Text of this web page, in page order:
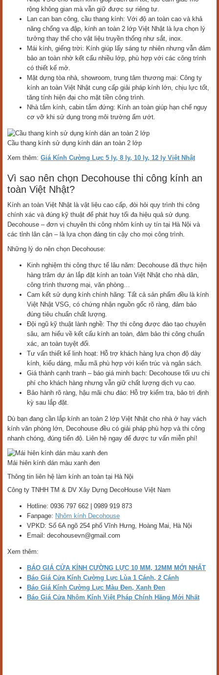
rộng không gian mà vẫn giữ được sự riêng tư.
Lan can ban công, cầu thang kính: Với độ an toàn cao và khả
năng chống va đập, kính an toàn 2 lớp Việt Nhật là lựa chọn lý
tưởng thay thế cho vật liệu truyền thống như sắt, inox.
Mái kính, giếng trời: Kính giúp lấy sáng tự nhiên nhưng vẫn đảm
bảo an toàn nhờ kết cấu nhiều lớp, phù hợp với các công trình
có thiết kế mở.
Mặt dựng tòa nhà, showroom, trung tâm thương mại: Công ty
kính an toàn Việt Nhật cung cấp giải pháp kính lớn, chịu lực tốt,
tăng tính hiện đại cho mặt tiền công trình.
Nhà tắm kính, cabin tắm đứng: Kính an toàn giúp hạn chế nguy
cơ vỡ khi sử dụng trong môi trường ẩm ướt.
Cầu thang kính sử dụng kính dán an toàn 2 lớp
Xem thêm: Giá Kính Cường Lực 5 ly, 8 ly, 10 ly, 12 ly Việt Nhật
Vì sao nên chọn Decohouse thi công kính an
toàn Việt Nhật?
Kính an toàn Việt Nhật là vật liệu cao cấp, đòi hỏi quy trình thi công
chính xác và đúng kỹ thuật để phát huy tối đa hiệu quả sử dụng.
Decohouse – đơn vị chuyên thi công nhôm kính uy tín tại Hà Nội và
các tỉnh lân cận – là lựa chọn đáng tin cậy cho mọi công trình.
Những lý do nên chọn Decohouse:
Kinh nghiệm thi công thực tế lâu năm: Decohouse đã thực hiện
hàng trăm dự án lắp đặt kính an toàn Việt Nhật cho nhà dân,
công trình thương mại, văn phòng…
Cam kết sử dụng kính chính hãng: Tất cả sản phẩm đều là kính
Việt Nhật VSG, có chứng nhận nguồn gốc rõ ràng, đảm bảo
đúng tiêu chuẩn chất lượng.
Đội ngũ kỹ thuật lành nghề: Thợ thi công được đào tạo chuyên
sâu, am hiểu về kết cấu kính an toàn, đảm bảo thi công chuẩn
xác, an toàn tuyệt đối.
Tư vấn thiết kế linh hoạt: Hỗ trợ khách hàng lựa chọn độ dày
kính, kiểu dáng, mẫu mã phù hợp với kiến trúc và ngân sách.
Giá thành cạnh tranh – báo giá minh bạch: Decohouse tối ưu chi
phí cho khách hàng nhưng vẫn giữ chất lượng dịch vụ cao.
Bảo hành rõ ràng, hậu mãi chu đáo: Hỗ trợ kiểm tra, bảo trì định
kỳ sau lắp đặt.
Dù bạn đang cần lắp kính an toàn 2 lớp Việt Nhật cho nhà ở hay vách
kính văn phòng lớn, Decohouse đều có giải pháp phù hợp và thi công
nhanh chóng, đúng tiến độ. Liên hệ ngay để được tư vấn miễn phí!
Mái hiên kính dán màu xanh đen
Thông tin liên hệ làm kính an toàn tại Hà Nội
Công ty TNHH TM & DV Xây Dựng DecoHouse Việt Nam
Hotline: 0936 797 662 | 0989 919 873
Fanpage: Nhôm kính Decohouse
VPKD: Số 6A ngõ 254 phố Vĩnh Hưng, Hoàng Mai, Hà Nội
Email: decohousevn@gmail.com
Xem thêm:
BÁO GIÁ CỬA KÍNH CƯỜNG LỰC 10 MM, 12MM MỚI NHẤT
Báo Giá Cửa Kính Cường Lực Lùa 1 Cánh, 2 Cánh
Báo Giá Kính Cường Lực Màu Đen, Xanh Đen
Báo Giá Cửa Nhôm Kính Việt Pháp Chính Hãng Mới Nhất